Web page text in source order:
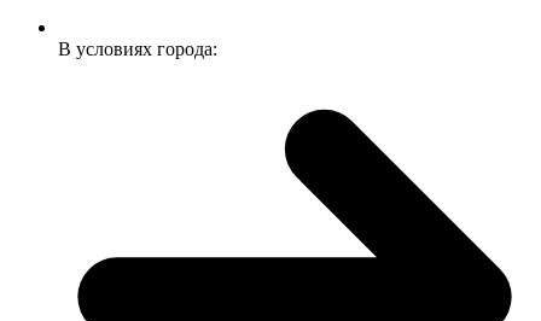
В условиях города: